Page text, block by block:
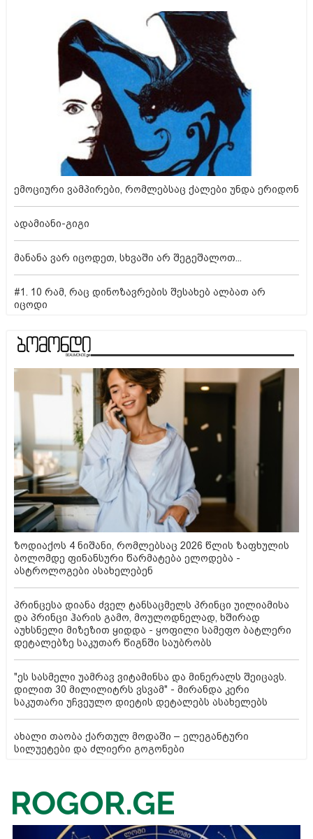
ემოციური ვამპირები, რომლებსაც ქალები უნდა ერიდონ
ადამიანი-გიგი
მანანა ვარ იცოდეთ, სხვაში არ შეგეშალოთ...
#1. 10 რამ, რაც დინოზავრების შესახებ ალბათ არ
იცოდი
ზოდიაქოს 4 ნიშანი, რომლებსაც 2026 წლის ზაფხულის
ბოლომდე ფინანსური წარმატება ელოდება -
ასტროლოგები ასახელებენ
პრინცესა დიანა ძველ ტანსაცმელს პრინცი უილიამისა
და პრინცი ჰარის გამო, მოულოდნელად, ხშირად
აუხსნელი მიზეზით ყიდდა - ყოფილი სამეფო ბატლერი
დეტალებზე საკუთარ წიგნში საუბრობს
"ეს სასმელი უამრავ ვიტამინსა და მინერალს შეიცავს.
დილით 30 მილილიტრს ვსვამ" - მირანდა კერი
საკუთარი უჩვეულო დიეტის დეტალებს ასახელებს
ახალი თაობა ქართულ მოდაში – ელეგანტური
სილუეტები და ძლიერი გოგონები